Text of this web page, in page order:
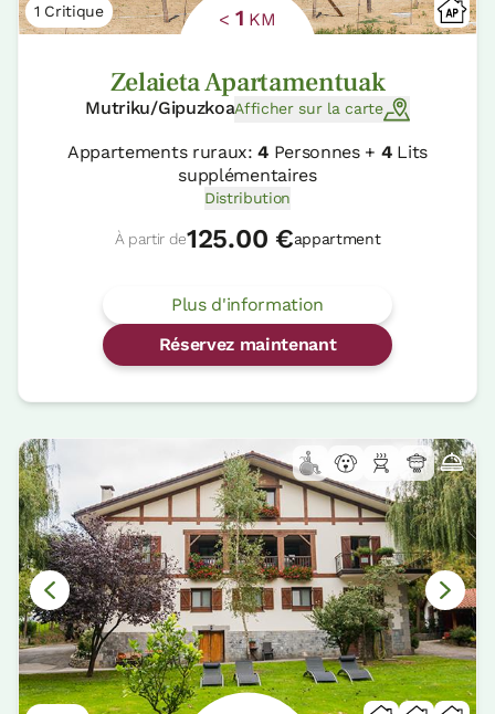
1 Critique < 1 KM
Zelaieta Apartamentuak
Mutriku/GipuzkoaAfficher sur la carte
Appartements ruraux:4 Personnes + 4Lits
supplémentaires
Distribution
À partir de125.00 €appartment
Plus d'information
Réservez maintenant